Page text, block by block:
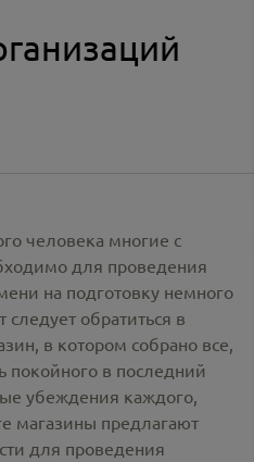
человека многие с
для проведения
на подготовку немного
обратиться в
в котором собрано все,
покойного в последний
убеждения каждого,
магазины предлагают
для проведения